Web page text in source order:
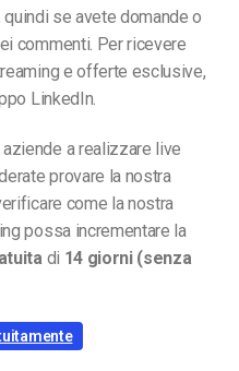
se avete domande o
commenti. Per ricevere
e offerte esclusive,
LinkedIn.
aziende a realizzare live
provare la nostra
come la nostra
possa incrementare la
di 14 giorni (senza